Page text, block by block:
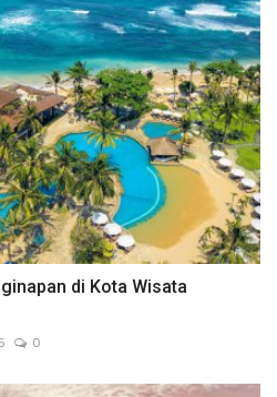
di Kota Wisata
0